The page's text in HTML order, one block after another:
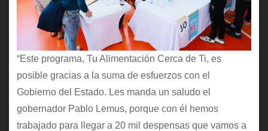
“Este programa, Tu Alimentación Cerca de Ti, es
posible gracias a la suma de esfuerzos con el
Gobierno del Estado. Les manda un saludo el
gobernador Pablo Lemus, porque con él hemos
trabajado para llegar a 20 mil despensas que vamos a